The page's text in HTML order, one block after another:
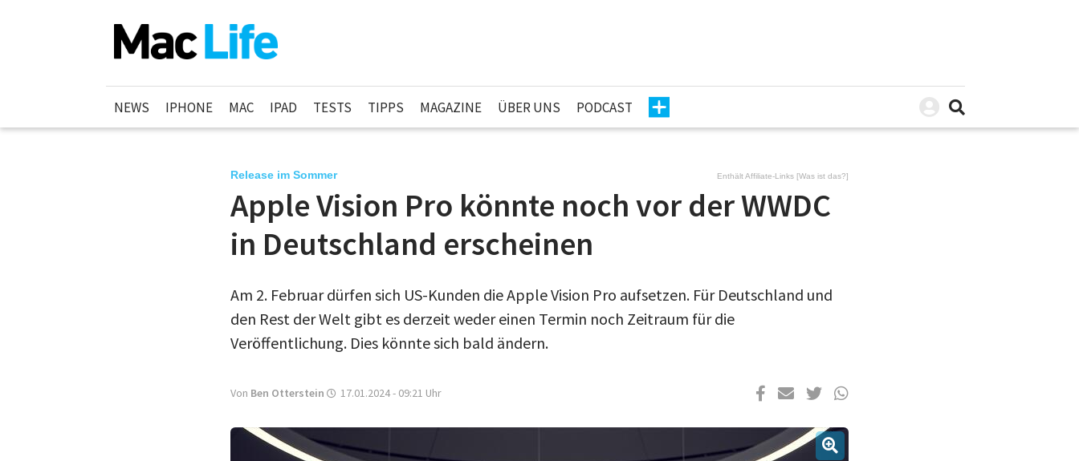
NEWS IPHONE MAC IPAD TESTS TIPPS MAGAZINE ÜBER UNS PODCAST
Enthält Affiliate-Links [Was ist das?]
Release im Sommer
Apple Vision Pro könnte noch vor der WWDC
in Deutschland erscheinen
Am 2. Februar dürfen sich US-Kunden die Apple Vision Pro aufsetzen. Für Deutschland und
den Rest der Welt gibt es derzeit weder einen Termin noch Zeitraum für die
Veröffentlichung. Dies könnte sich bald ändern.
Von Ben Otterstein 17.01.2024 - 09:21 Uhr